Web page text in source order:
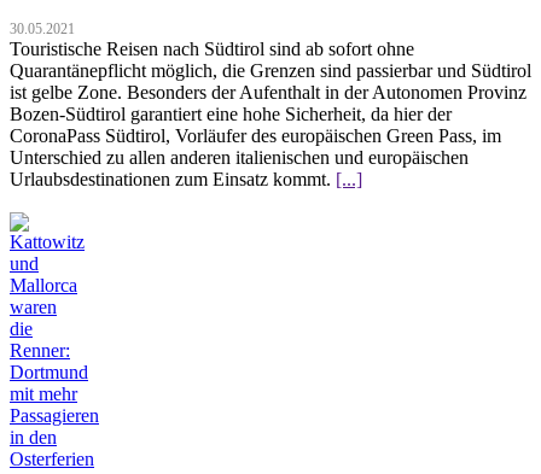
30.05.2021
Touristische Reisen nach Südtirol sind ab sofort ohne
Quarantänepflicht möglich, die Grenzen sind passierbar und Südtirol
ist gelbe Zone. Besonders der Aufenthalt in der Autonomen Provinz
Bozen-Südtirol garantiert eine hohe Sicherheit, da hier der
CoronaPass Südtirol, Vorläufer des europäischen Green Pass, im
Unterschied zu allen anderen italienischen und europäischen
Urlaubsdestinationen zum Einsatz kommt. [...]